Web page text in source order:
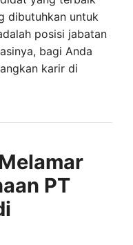
dibutuhkan untuk
posisi jabatan
bagi Anda
karir di
PT